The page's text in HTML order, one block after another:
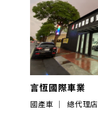
言恆國際車業
國產車 總代理店